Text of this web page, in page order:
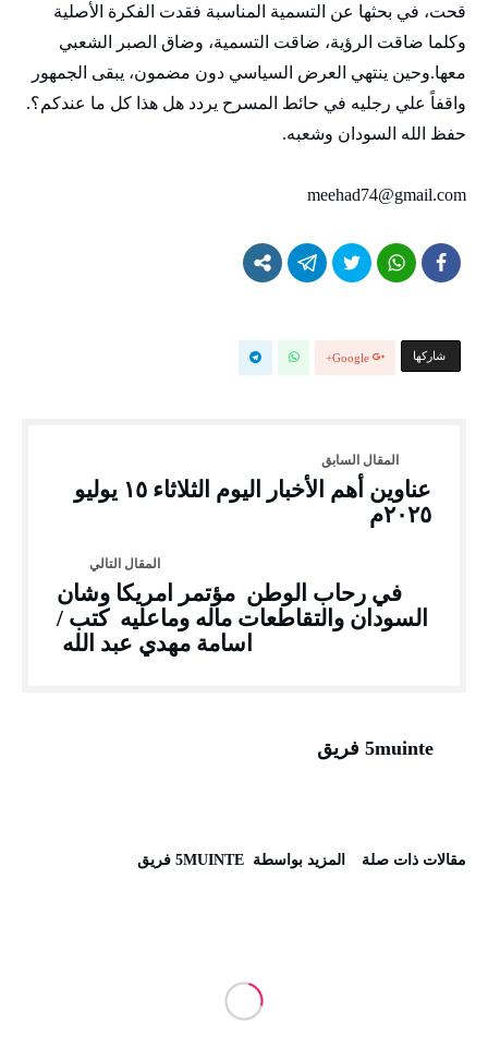
قحت، في بحثها عن التسمية المناسبة فقدت الفكرة الأصلية
وكلما ضاقت الرؤية، ضاقت التسمية، وضاق الصبر الشعبي
معها.وحين ينتهي العرض السياسي دون مضمون، يبقى الجمهور
واقفاً علي رجليه في حائط المسرح يردد هل هذا كل ما عندكم؟.
حفظ الله السودان وشعبه.
meehad74@gmail.com
‫‫ شاركها‬ Google+
عناوين أهم الأخبار اليوم الثلاثاء ١٥ يوليو
٢٠٢٥م
في رحاب الوطن مؤتمر امريكا وشان
السودان والتقاطعات ماله وماعليه كتب /
اسامة مهدي عبد الله
5muinte فريق
‫مقالات ذات صلة‬ ‫‫المزيد بواسطة‬ ‬ 5MUINTE فريق